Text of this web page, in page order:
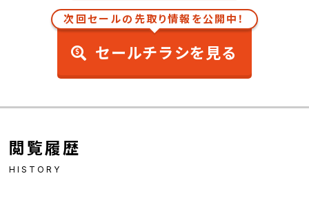
次回セールの先取り情報を公開中！
セールチラシを見る
閲覧履歴
HISTORY